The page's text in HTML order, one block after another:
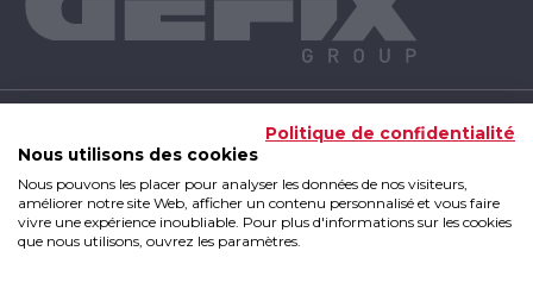
INFOS UTILES
Politique de confidentialité
Nous utilisons des cookies
Nous pouvons les placer pour analyser les données de nos visiteurs,
améliorer notre site Web, afficher un contenu personnalisé et vous faire
vivre une expérience inoubliable. Pour plus d'informations sur les cookies
que nous utilisons, ouvrez les paramètres.